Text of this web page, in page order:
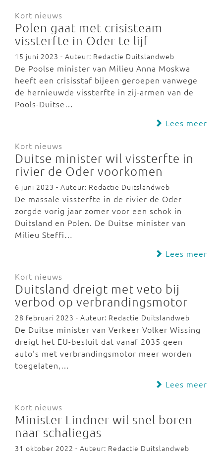
Kort nieuws
Polen gaat met crisisteam
vissterfte in Oder te lijf
15 juni 2023 - Auteur: Redactie Duitslandweb
De Poolse minister van Milieu Anna Moskwa
heeft een crisisstaf bijeen geroepen vanwege
de hernieuwde vissterfte in zij-armen van de
Pools-Duitse…
Lees meer
Kort nieuws
Duitse minister wil vissterfte in
rivier de Oder voorkomen
6 juni 2023 - Auteur: Redactie Duitslandweb
De massale vissterfte in de rivier de Oder
zorgde vorig jaar zomer voor een schok in
Duitsland en Polen. De Duitse minister van
Milieu Steffi…
Lees meer
Kort nieuws
Duitsland dreigt met veto bij
verbod op verbrandingsmotor
28 februari 2023 - Auteur: Redactie Duitslandweb
De Duitse minister van Verkeer Volker Wissing
dreigt het EU-besluit dat vanaf 2035 geen
auto's met verbrandingsmotor meer worden
toegelaten,…
Lees meer
Kort nieuws
Minister Lindner wil snel boren
naar schaliegas
31 oktober 2022 - Auteur: Redactie Duitslandweb